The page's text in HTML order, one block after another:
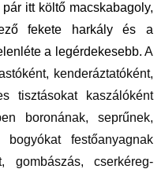
itt költő macskabagoly,
fekete harkály és a
a legérdekesebb. A
kenderáztatóként,
tisztásokat kaszálóként
boronának, seprűnek,
festőanyagnak
gombászás, cserkéreg-